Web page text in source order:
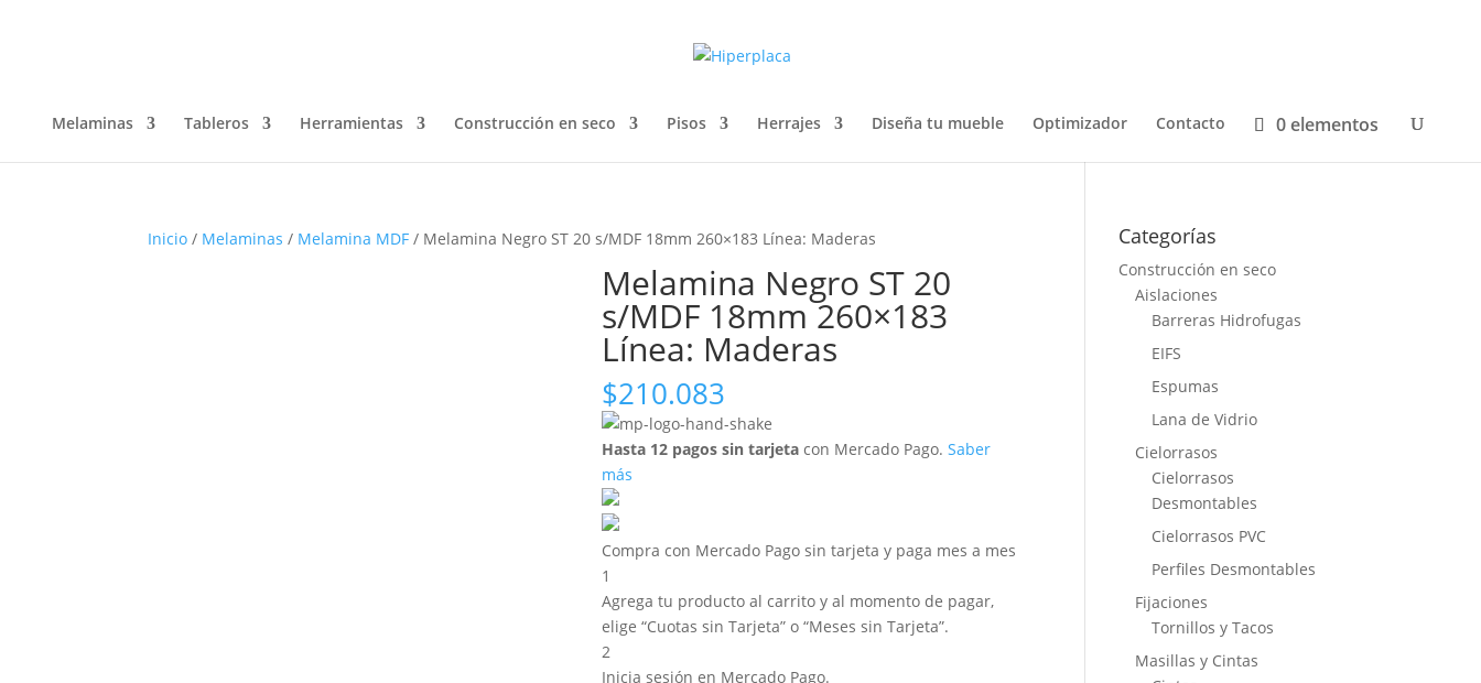
Melaminas Tableros Herramientas Construcción en seco Pisos Herrajes Diseña tu mueble Optimizador Contacto 0 elementos
Inicio / Melaminas / Melamina MDF / Melamina Negro ST 20 s/MDF 18mm 260×183 Línea: Maderas
Melamina Negro ST 20
s/MDF 18mm 260×183
Línea: Maderas
$210.083
Hasta 12 pagos sin tarjeta con Mercado Pago. Saber
más
Compra con Mercado Pago sin tarjeta y paga mes a mes
1
Agrega tu producto al carrito y al momento de pagar,
elige “Cuotas sin Tarjeta” o “Meses sin Tarjeta”.
2
Inicia sesión en Mercado Pago.
Categorías
Construcción en seco
Aislaciones
Barreras Hidrofugas
EIFS
Espumas
Lana de Vidrio
Cielorrasos
Cielorrasos
Desmontables
Cielorrasos PVC
Perfiles Desmontables
Fijaciones
Tornillos y Tacos
Masillas y Cintas